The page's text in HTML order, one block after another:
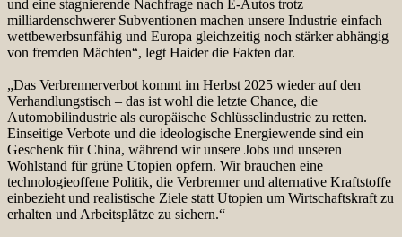
und eine stagnierende Nachfrage nach E-Autos trotz
milliardenschwerer Subventionen machen unsere Industrie einfach
wettbewerbsunfähig und Europa gleichzeitig noch stärker abhängig
von fremden Mächten“, legt Haider die Fakten dar.
„Das Verbrennerverbot kommt im Herbst 2025 wieder auf den
Verhandlungstisch – das ist wohl die letzte Chance, die
Automobilindustrie als europäische Schlüsselindustrie zu retten.
Einseitige Verbote und die ideologische Energiewende sind ein
Geschenk für China, während wir unsere Jobs und unseren
Wohlstand für grüne Utopien opfern. Wir brauchen eine
technologieoffene Politik, die Verbrenner und alternative Kraftstoffe
einbezieht und realistische Ziele statt Utopien um Wirtschaftskraft zu
erhalten und Arbeitsplätze zu sichern.“